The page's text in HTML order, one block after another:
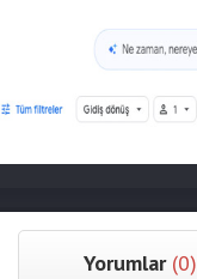
Yorumlar (0)